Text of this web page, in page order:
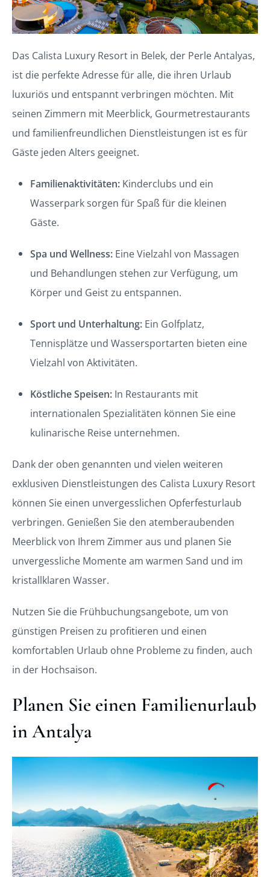
Das Calista Luxury Resort in Belek, der Perle Antalyas,
ist die perfekte Adresse für alle, die ihren Urlaub
luxuriös und entspannt verbringen möchten. Mit
seinen Zimmern mit Meerblick, Gourmetrestaurants
und familienfreundlichen Dienstleistungen ist es für
Gäste jeden Alters geeignet.
Familienaktivitäten: Kinderclubs und ein
Wasserpark sorgen für Spaß für die kleinen
Gäste.
Spa und Wellness: Eine Vielzahl von Massagen
und Behandlungen stehen zur Verfügung, um
Körper und Geist zu entspannen.
Sport und Unterhaltung: Ein Golfplatz,
Tennisplätze und Wassersportarten bieten eine
Vielzahl von Aktivitäten.
Köstliche Speisen: In Restaurants mit
internationalen Spezialitäten können Sie eine
kulinarische Reise unternehmen.
Dank der oben genannten und vielen weiteren
exklusiven Dienstleistungen des Calista Luxury Resort
können Sie einen unvergesslichen Opferfesturlaub
verbringen. Genießen Sie den atemberaubenden
Meerblick von Ihrem Zimmer aus und planen Sie
unvergessliche Momente am warmen Sand und im
kristallklaren Wasser.
Nutzen Sie die Frühbuchungsangebote, um von
günstigen Preisen zu profitieren und einen
komfortablen Urlaub ohne Probleme zu finden, auch
in der Hochsaison.
Planen Sie einen Familienurlaub
in Antalya